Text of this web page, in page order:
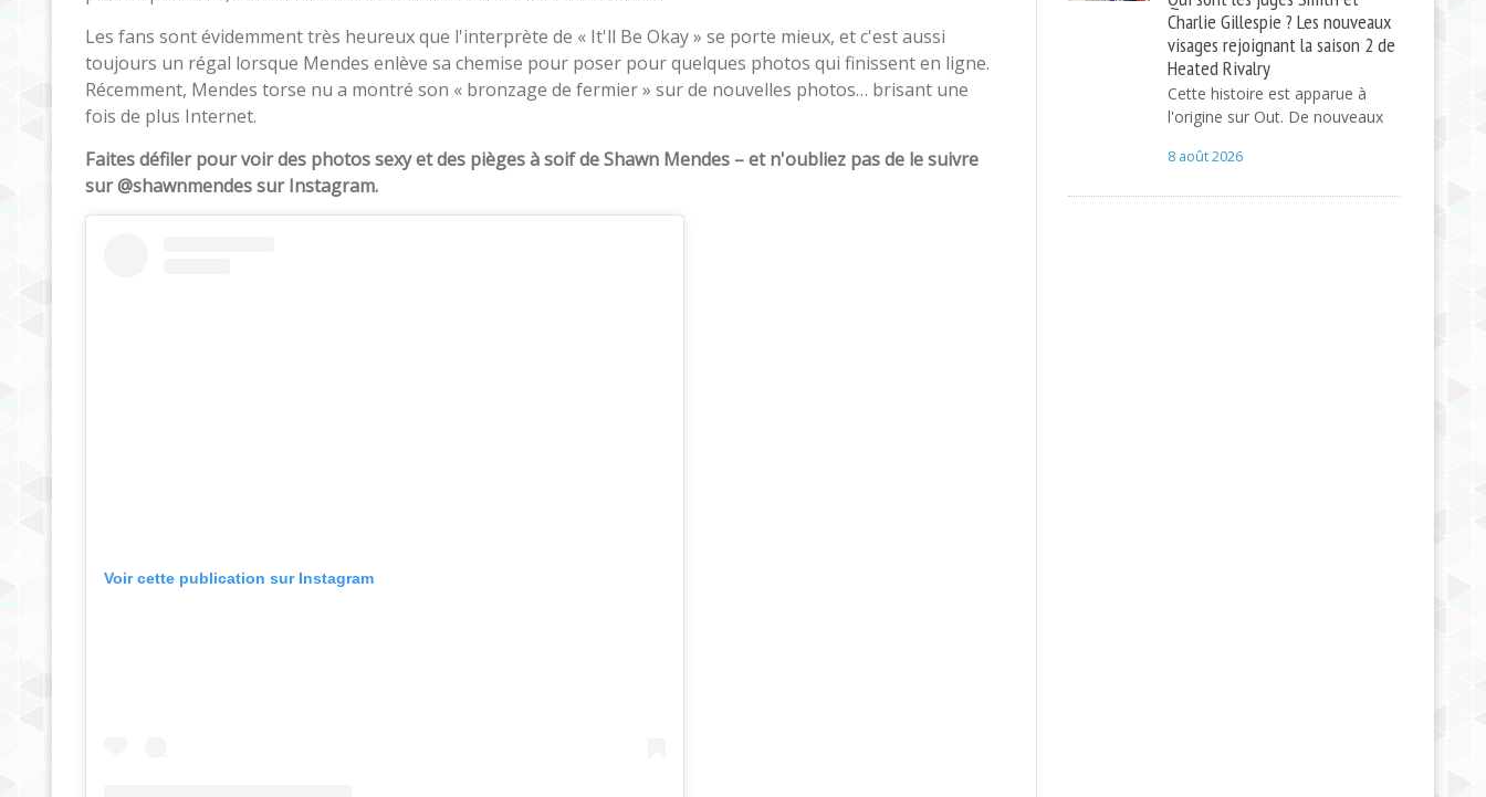
Les fans sont évidemment très heureux que l'interprète de « It'll Be Okay » se porte mieux, et c'est aussi
toujours un régal lorsque Mendes enlève sa chemise pour poser pour quelques photos qui finissent en ligne.
Récemment, Mendes torse nu a montré son « bronzage de fermier » sur de nouvelles photos… brisant une
fois de plus Internet.
Faites défiler pour voir des photos sexy et des pièges à soif de Shawn Mendes – et n'oubliez pas de le suivre
sur @shawnmendes sur Instagram.
Voir cette publication sur Instagram
Charlie Gillespie ? Les nouveaux
visages rejoignant la saison 2 de
Heated Rivalry
Cette histoire est apparue à
l'origine sur Out. De nouveaux
8 août 2026